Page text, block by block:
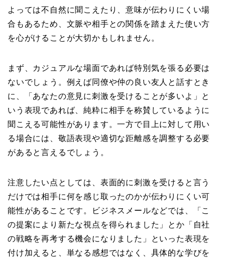
よっては不自然に聞こえたり、意味が伝わりにくい場
合もあるため、文脈や相手との関係を踏まえた使い方
を心がけることが大切かもしれません。
まず、カジュアルな場面であれば特別気を張る必要は
ないでしょう。例えば同僚や仲の良い友人と話すとき
に、「あなたの意見に刺激を受けることが多いよ」と
いう表現であれば、純粋に相手を称賛しているように
聞こえる可能性があります。一方で目上に対して用い
る場合には、敬語表現や適切な距離感を調整する必要
があると言えるでしょう。
注意したい点としては、表面的に刺激を受けると言う
だけでは相手に何を感じ取ったのかが伝わりにくい可
能性があることです。ビジネスメールなどでは、「こ
の提案により新たな視点を得られました」とか「自社
の戦略を再考する機会になりました」といった表現を
付け加えると、単なる感想ではなく、具体的な学びを